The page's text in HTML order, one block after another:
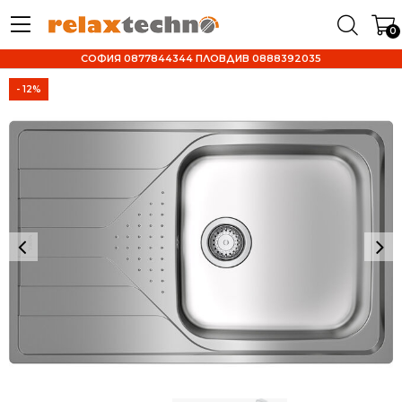
0
СОФИЯ 0877844344 ПЛОВДИВ 0888392035
- 12%